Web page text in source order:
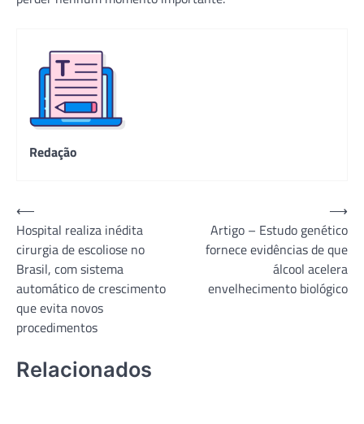
Redação
Navegação
de
Post
⟵
Hospital realiza inédita
cirurgia de escoliose no
Brasil, com sistema
automático de crescimento
que evita novos
procedimentos
Artigo – Estudo genético
fornece evidências de que
álcool acelera
envelhecimento biológico
⟶
Relacionados